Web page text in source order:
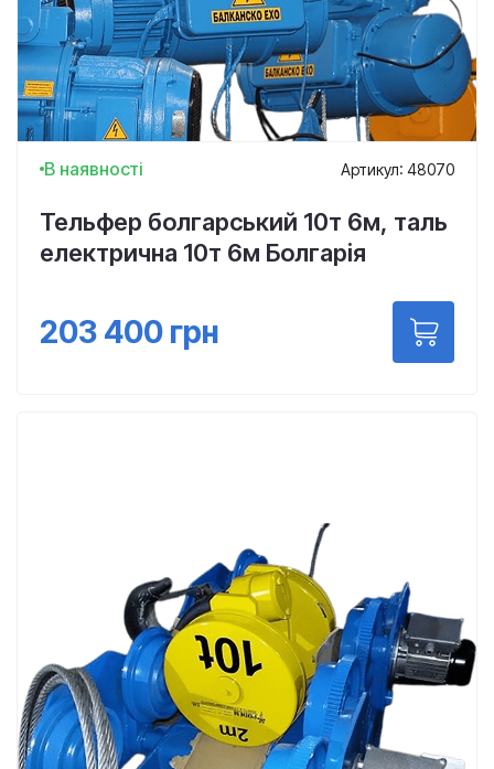
В наявності Артикул: 48070
Тельфер болгарський 10т 6м, таль
електрична 10т 6м Болгарія
203 400 грн